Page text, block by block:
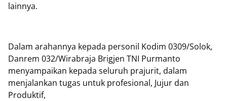
lainnya.
Dalam arahannya kepada personil Kodim 0309/Solok,
Danrem 032/Wirabraja Brigjen TNI Purmanto
menyampaikan kepada seluruh prajurit, dalam
menjalankan tugas untuk profesional, Jujur dan
Produktif,